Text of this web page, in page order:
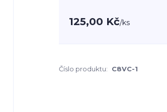
125,00 Kč/ks
Číslo produktu: C8VC-1